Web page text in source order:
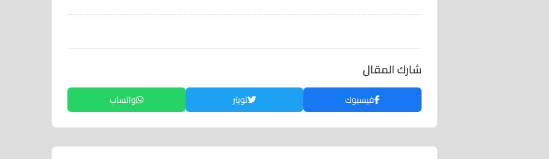
شارك المقال
فيسبوك تويتر واتساب